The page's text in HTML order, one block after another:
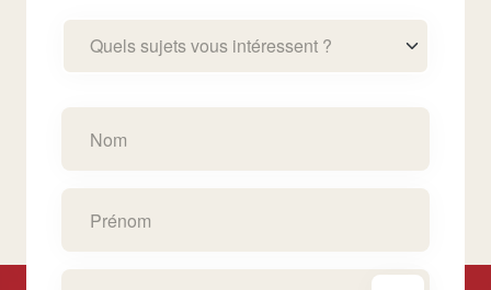
Quels sujets vous intéressent ?